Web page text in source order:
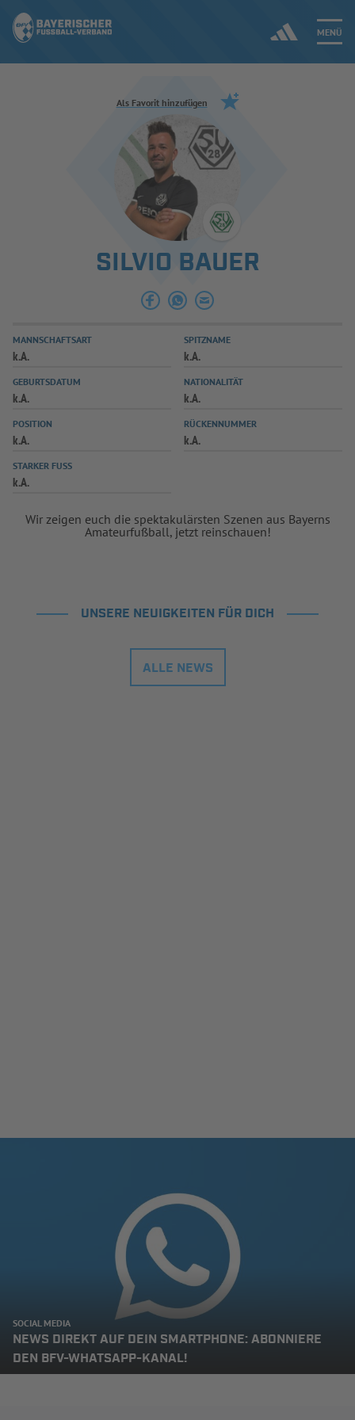
MENÜ
Jetzt einloggen
ERGEBNISSE & WETTBEWERBE
SPIELBETRIEB & VERBANDSLEBEN
AUSBILDUNG & FÖRDERUNG
SPIELPLUS
Als Favorit hinzufügen
SILVIO BAUER
MANNSCHAFTSART
k.A.
SPITZNAME
k.A.
GEBURTSDATUM
k.A.
NATIONALITÄT
k.A.
POSITION
k.A.
RÜCKENNUMMER
k.A.
STARKER FUSS
k.A.
Wir zeigen euch die spektakulärsten Szenen aus Bayerns
Amateurfußball, jetzt reinschauen!
UNSERE NEUIGKEITEN FÜR DICH
ALLE NEWS
SOCIAL MEDIA
NEWS DIREKT AUF DEIN SMARTPHONE: ABONNIERE
DEN BFV-WHATSAPP-KANAL!